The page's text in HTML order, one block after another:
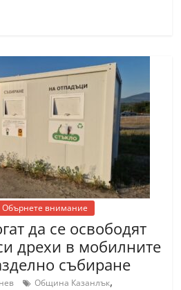
Обърнете внимание
да се освободят
дрехи в мобилните
събиране
Община Казанлък,